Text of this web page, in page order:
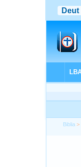
Biblia >